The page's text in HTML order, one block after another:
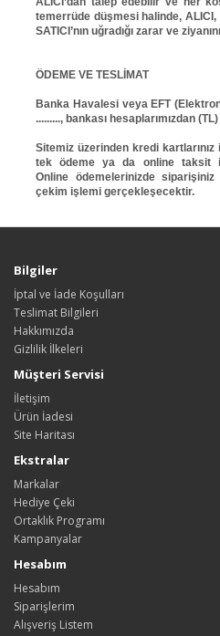
temerrüde düşmesi halinde,
SATICI’nın uğradığı zarar ve
ÖDEME VE TESLİMAT
Banka Havalesi veya EFT
........., bankası hesaplarımızdan
Sitemiz üzerinden kredi
tek ödeme ya da online taksit
Online ödemelerinizde
çekim işlemi gerçekleşecektir.
Bilgiler
İptal ve İade Koşulları
Teslimat Bilgileri
Hakkımızda
Gizlilik İlkeleri
Müşteri Servisi
İletişim
Ürün İadesi
Site Haritası
Ekstralar
Markalar
Hediye Çeki
Ortaklık Programı
Kampanyalar
Hesabım
Hesabım
Siparişlerim
Alışveriş Listem